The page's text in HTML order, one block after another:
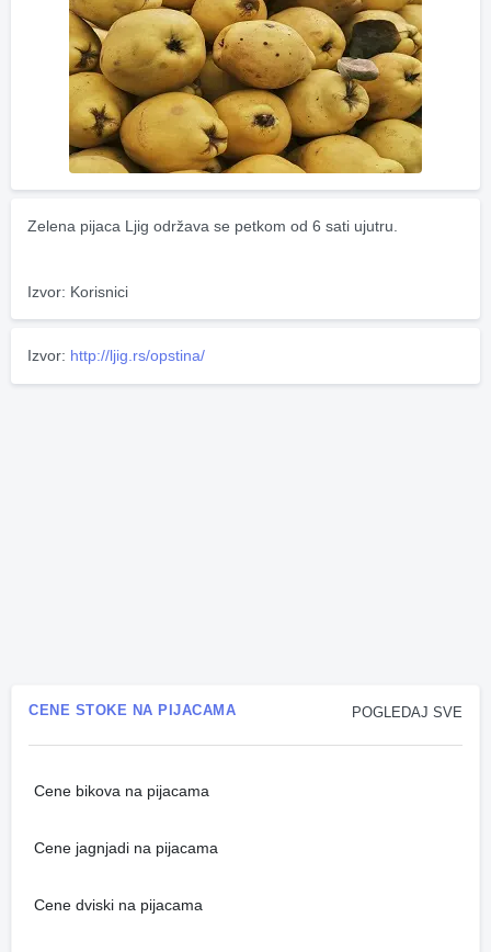
Zelena pijaca Ljig održava se petkom od 6 sati ujutru.
Izvor: Korisnici
Izvor: http://ljig.rs/opstina/
POGLEDAJ SVE
CENE STOKE NA PIJACAMA
Cene bikova na pijacama
Cene jagnjadi na pijacama
Cene dviski na pijacama